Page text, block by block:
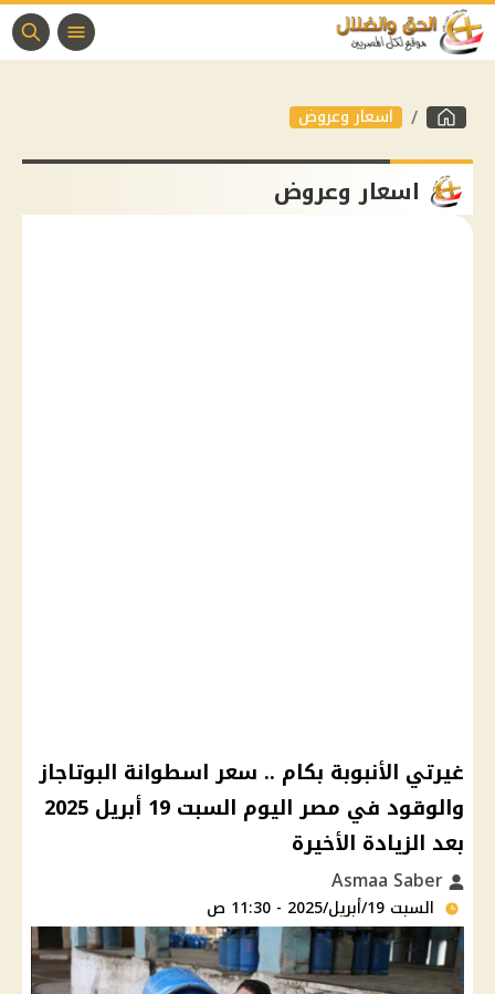
اسعار وعروض
اسعار وعروض
غيرتي الأنبوبة بكام .. سعر اسطوانة البوتاجاز
والوقود في مصر اليوم السبت 19 أبريل 2025
بعد الزيادة الأخيرة
السبت 19/أبريل/2025 - 11:30 ص